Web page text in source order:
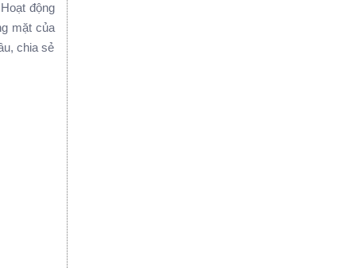
động
mặt của
chia sẻ